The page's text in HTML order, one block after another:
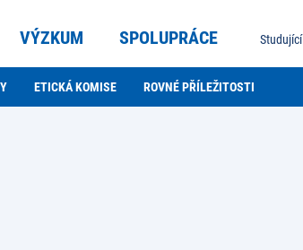
VÝZKUM SPOLUPRÁCE Studující
ETICKÁ KOMISE ROVNÉ PŘÍLEŽITOSTI